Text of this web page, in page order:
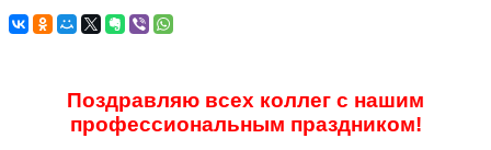
Поздравляю всех коллег с нашим
профессиональным праздником!